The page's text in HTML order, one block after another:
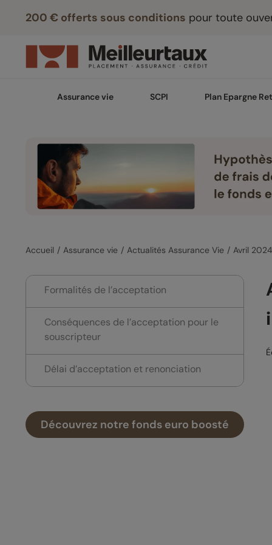
200 € offerts sous conditions pour toute
Assurance vie SCPI Plan Epargne
Accueil Assurance vie Actualités Assurance Vie Avril 2024
Formalités de l’acceptation
Conséquences de l’acceptation pour le
souscripteur
Délai d’acceptation et renonciation
Découvrez notre fonds euro boosté